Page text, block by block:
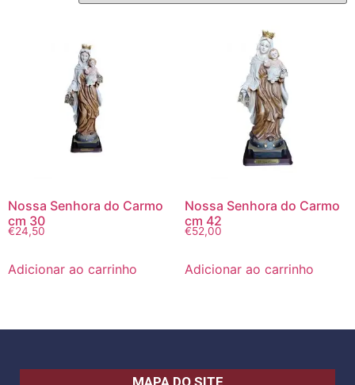
Nossa Senhora do Carmo
cm 30
€24,50
Adicionar ao carrinho
Nossa Senhora do Carmo
cm 42
€52,00
Adicionar ao carrinho